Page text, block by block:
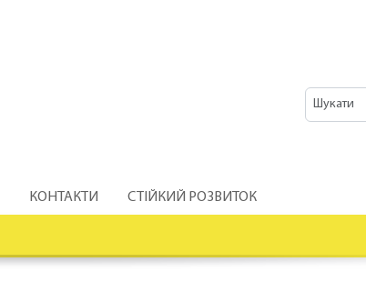
КОНТАКТИ СТІЙКИЙ РОЗВИТОК